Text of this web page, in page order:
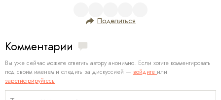
Поделиться
Комментарии
Вы уже сейчас можете ответить автору анонимно. Если хотите комментировать
под своим именем и следить за дискуссией — войдите или
зарегистрируйтесь